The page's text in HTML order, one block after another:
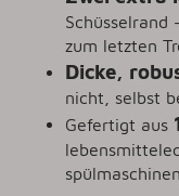
Schüsselrand
zum letzten
Dicke,
nicht, selbst
Gefertigt aus